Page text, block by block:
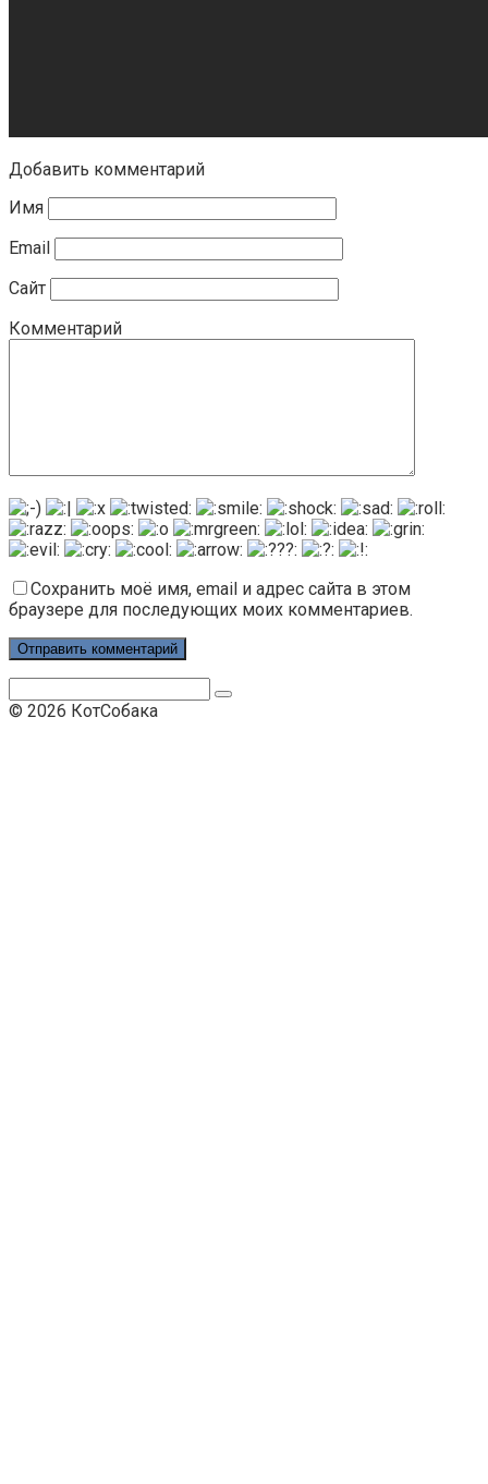
Добавить комментарий
Имя
Email
Сайт
Комментарий
Сохранить моё имя, email и адрес сайта в этом
браузере для последующих моих комментариев.
© 2026 КотСобака